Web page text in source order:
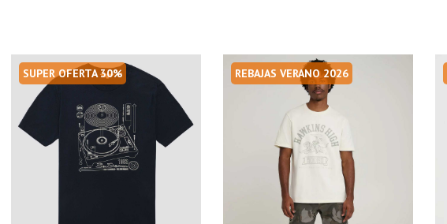
SUPER OFERTA 30% REBAJAS VERANO 2026